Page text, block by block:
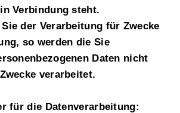
Verbindung steht.
der Verarbeitung für Zwecke
so werden die Sie
Daten nicht
verarbeitet.
für die Datenverarbeitung: